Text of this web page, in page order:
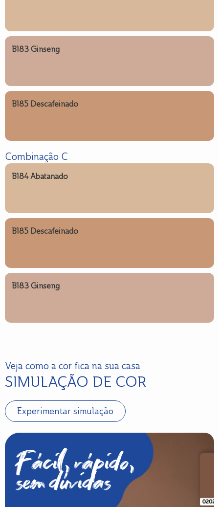
B183 Ginseng
B185 Descafeinado
Combinação C
B184 Abatanado
B185 Descafeinado
B183 Ginseng
Veja como a cor fica na sua casa
SIMULAÇÃO DE COR
Experimentar simulação
Fácil, rápido,
sem dúvidas